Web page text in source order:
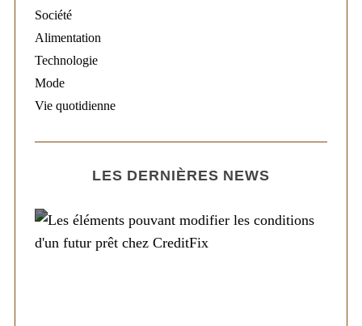
Société
Alimentation
Technologie
Mode
Vie quotidienne
LES DERNIÈRES NEWS